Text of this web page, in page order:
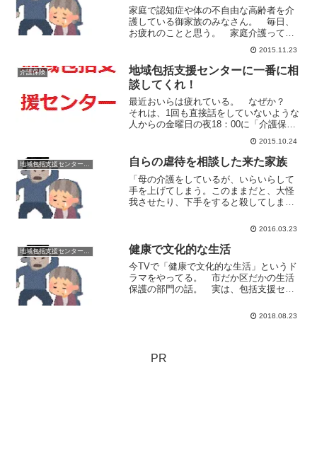
家庭で認知症や体の不自由な高齢者を介
護している御家族のみなさん。 毎日、
お疲れのことと思う。 家庭介護って、
本やドラマで見るほど簡単じゃないから
ね。 「認知症の家族がいて、わかって
いるけどつい大声でしかってしまう」
「家庭介護していて、つい...
2015.11.23
介護保険
地域包括支援センターに一番に相
談してくれ！
最近おいらは疲れている。 なぜか？
それは、1回も直接話をしていないような
人からの金曜日の夜18：00に「介護保険
の申請はした。月曜日は認定調査があっ
て、その日の夕食後には退院。家にポー
タブルトイレがほしいの！」 とか看護
婦さんや病院の相談...
2015.10.24
自らの虐待を相談した来た家族
「母の介護をしているが、いらいらして
手を上げてしまう。このままだと、大怪
我させたり、下手をすると殺してしまう
りこんな相談は多くないんだけど。 た
待する」 親戚が「子供た...
2016.03.23
地域包括支援センターの日常 健康で文化的な生活
今TVで「健康で文化的な生活」というド
ラマをやってる。 市だか区だかの生活
保護の部門の話。 実は、包括支援セン
署とは付き合いがある。 何しろ「お金
2018.08.23
PR